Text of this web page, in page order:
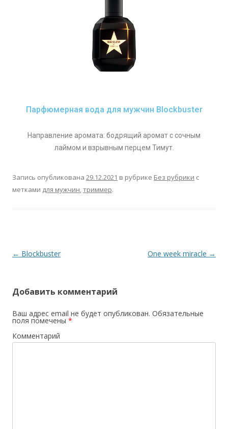
Парфюмерная вода для мужчин Blockbuster
Направление аромата: бодрящий аромат с сочным
лаймом и взрывным перцем Тимут.
Запись опубликована 29.12.2021 в рубрике Без рубрики с
метками для мужчин,триммер.
Навигация по записям
← Blockbuster One week miracle →
Добавить комментарий
Ваш адрес email не будет опубликован. Обязательные
поля помечены *
Комментарий